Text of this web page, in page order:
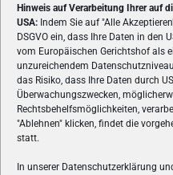
Hinweis auf Verarbeitung Ihrer auf
USA: Indem Sie auf "Alle
DSGVO ein, dass Ihre Daten in den
vom Europäischen Gerichtshof als
unzureichendem
das Risiko, dass Ihre Daten durch
Überwachungszwecken,
Rechtsbehelfsmöglichkeiten,
"Ablehnen" klicken, findet die
statt.
In unserer Datenschutzerklärung
VON GAMERN, FÜR
Spielemagazin Österreichs
Reviews und Videos zu
Hardware und aus